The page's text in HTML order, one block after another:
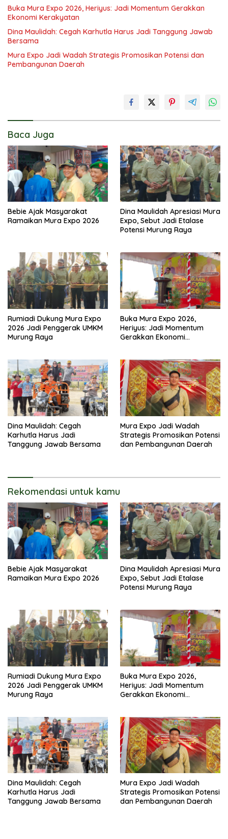
Buka Mura Expo 2026, Heriyus: Jadi Momentum Gerakkan
Ekonomi Kerakyatan
Dina Maulidah: Cegah Karhutla Harus Jadi Tanggung Jawab
Bersama
Mura Expo Jadi Wadah Strategis Promosikan Potensi dan
Pembangunan Daerah
Baca Juga
Bebie Ajak Masyarakat
Ramaikan Mura Expo 2026
Dina Maulidah Apresiasi Mura
Expo, Sebut Jadi Etalase
Potensi Murung Raya
Rumiadi Dukung Mura Expo
2026 Jadi Penggerak UMKM
Murung Raya
Buka Mura Expo 2026,
Heriyus: Jadi Momentum
Gerakkan Ekonomi
Dina Maulidah: Cegah
Karhutla Harus Jadi
Tanggung Jawab Bersama
Mura Expo Jadi Wadah
Strategis Promosikan Potensi
dan Pembangunan Daerah
Rekomendasi untuk kamu
Bebie Ajak Masyarakat
Ramaikan Mura Expo 2026
Dina Maulidah Apresiasi Mura
Expo, Sebut Jadi Etalase
Potensi Murung Raya
Rumiadi Dukung Mura Expo
2026 Jadi Penggerak UMKM
Murung Raya
Buka Mura Expo 2026,
Heriyus: Jadi Momentum
Gerakkan Ekonomi
Dina Maulidah: Cegah
Karhutla Harus Jadi
Tanggung Jawab Bersama
Mura Expo Jadi Wadah
Strategis Promosikan Potensi
dan Pembangunan Daerah